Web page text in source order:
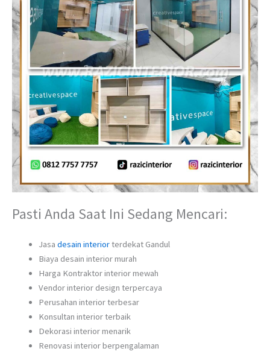
Pasti Anda Saat Ini Sedang Mencari:
Jasa desain interiorterdekat Gandul
Biaya desain interior murah
Harga Kontraktor interior mewah
Vendor interior design terpercaya
Perusahan interior terbesar
Konsultan interior terbaik
Dekorasi interior menarik
Renovasi interior berpengalaman